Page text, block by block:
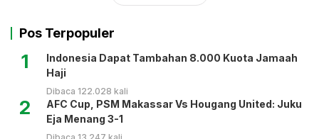
Pos Terpopuler
1
Indonesia Dapat Tambahan 8.000 Kuota Jamaah
Haji
Dibaca 122.028 kali
2
AFC Cup, PSM Makassar Vs Hougang United: Juku
Eja Menang 3-1